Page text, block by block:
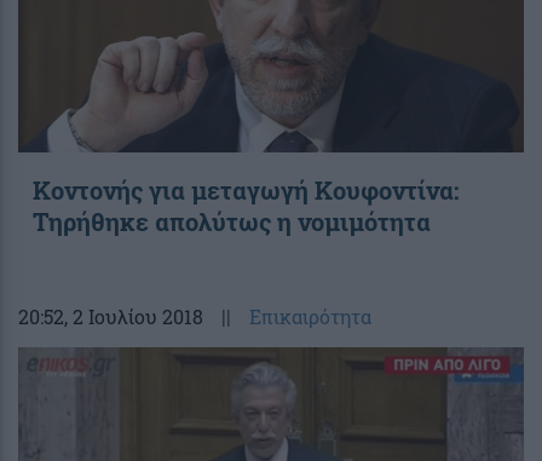
Κοντονής για μεταγωγή Κουφοντίνα:
Τηρήθηκε απολύτως η νομιμότητα
20:52, 2 Ιουλίου 2018 || Επικαιρότητα